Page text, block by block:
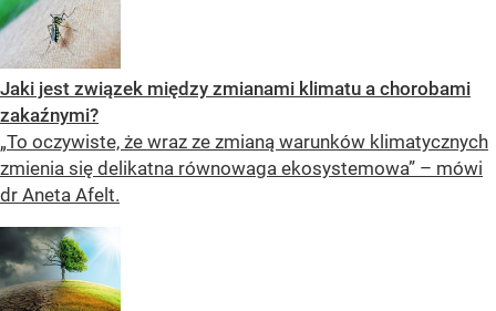
Jaki jest związek między zmianami klimatu a chorobami
zakaźnymi?
„To oczywiste, że wraz ze zmianą warunków klimatycznych
zmienia się delikatna równowaga ekosystemowa” – mówi
dr Aneta Afelt.